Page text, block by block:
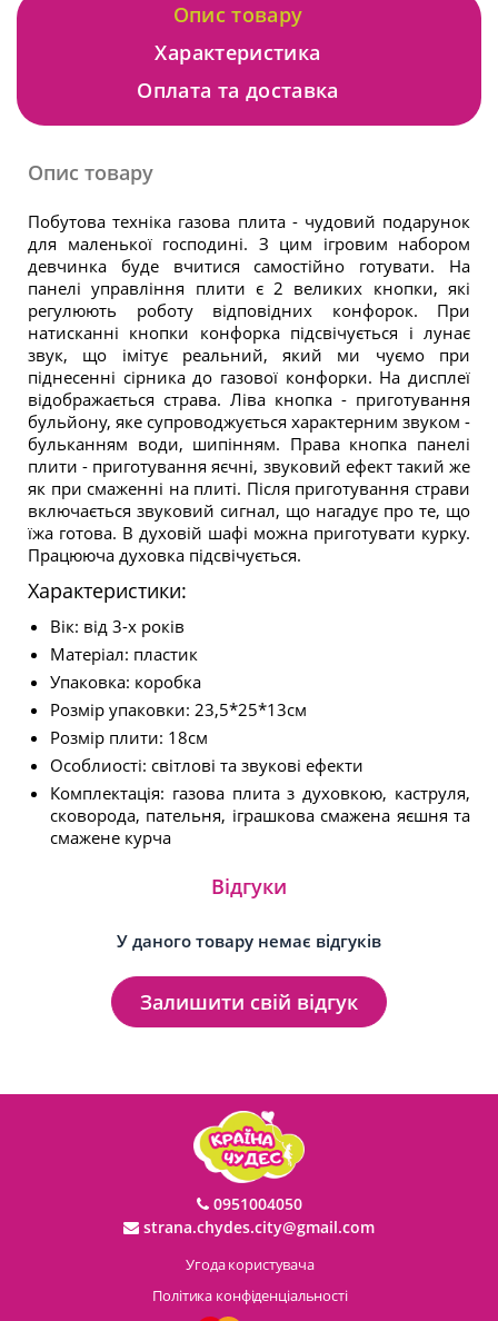
Опис товару
Характеристика
Оплата та доставка
Опис товару
Побутова техніка газова плита - чудовий подарунок
для маленької господині. З цим ігровим набором
девчинка буде вчитися самостійно готувати. На
панелі управління плити є 2 великих кнопки, які
регулюють роботу відповідних конфорок. При
натисканні кнопки конфорка підсвічується і лунає
звук, що імітує реальний, який ми чуємо при
піднесенні сірника до газової конфорки. На дисплеї
відображається страва. Ліва кнопка - приготування
бульйону, яке супроводжується характерним звуком -
бульканням води, шипінням. Права кнопка панелі
плити - приготування яєчні, звуковий ефект такий же
як при смаженні на плиті. Після приготування страви
включається звуковий сигнал, що нагадує про те, що
їжа готова. В духовій шафі можна приготувати курку.
Працююча духовка підсвічується.
Характеристики:
Вік: від 3-х років
Матеріал: пластик
Упаковка: коробка
Розмір упаковки: 23,5*25*13см
Розмір плити: 18см
Особлиості: світлові та звукові ефекти
Комплектація: газова плита з духовкою, каструля,
сковорода, пательня, іграшкова смажена яєшня та
смажене курча
Відгуки
У даного товару немає відгуків
Залишити свій відгук
0951004050
strana.chydes.city@gmail.com
Угода користувача
Політика конфіденціальності